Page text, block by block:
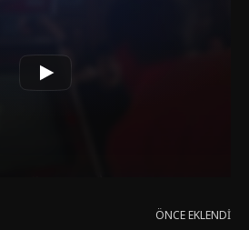
tamamen değişir. Yeni deneyimler,
ve Allison ile başlayan romantik ilişki,
Evet filmini Türkçe dublaj, Türkçe
ÖNCE EKLENDI